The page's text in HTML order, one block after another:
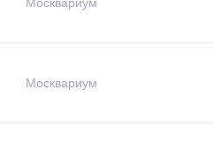
Москвариум